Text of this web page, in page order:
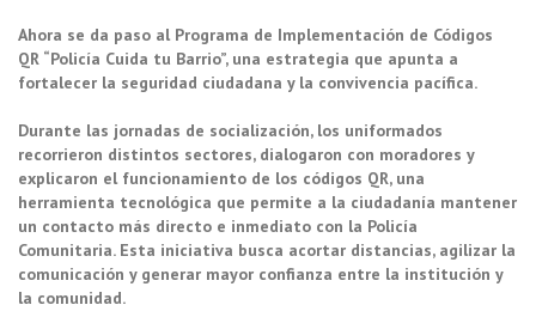
Ahora se da paso al Programa de Implementación de Códigos
QR “Policía Cuida tu Barrio”, una estrategia que apunta a
fortalecer la seguridad ciudadana y la convivencia pacífica.
Durante las jornadas de socialización, los uniformados
recorrieron distintos sectores, dialogaron con moradores y
explicaron el funcionamiento de los códigos QR, una
herramienta tecnológica que permite a la ciudadanía mantener
un contacto más directo e inmediato con la Policía
Comunitaria. Esta iniciativa busca acortar distancias, agilizar la
comunicación y generar mayor confianza entre la institución y
la comunidad.